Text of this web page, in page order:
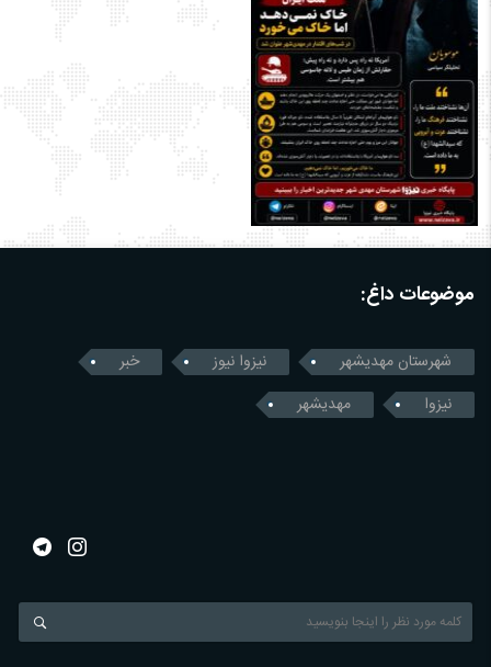
موضوعات داغ:
شهرستان مهدیشهر نیزوا نیوز
خبر
نیزوا
مهدیشهر